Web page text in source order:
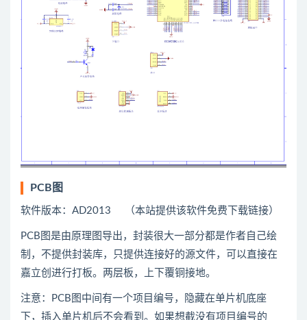
PCB图
软件版本：AD2013 （本站提供该软件免费下载链接）
PCB图是由原理图导出，封装很大一部分都是作者自己绘
制，不提供封装库，只提供连接好的源文件，可以直接在
嘉立创进行打板。两层板，上下覆铜接地。
注意：PCB图中间有一个项目编号，隐藏在单片机底座
下，插入单片机后不会看到。如果想截没有项目编号的